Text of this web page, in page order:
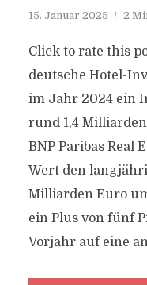
15. Januar 2025 2
Click to rate this
deutsche Hotel-
im Jahr 2024 ein
rund 1,4
BNP Paribas Real
Wert den
Milliarden Euro
ein Plus von fünf
Vorjahr auf eine